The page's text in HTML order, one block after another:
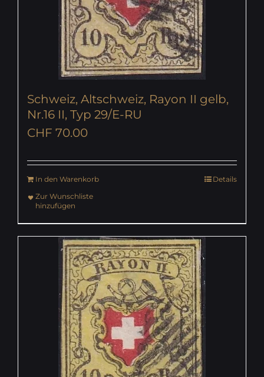
Schweiz, Altschweiz, Rayon II gelb,
Nr.16 II, Typ 29/E-RU
CHF 70.00
In den Warenkorb
Details
Zur Wunschliste
hinzufügen